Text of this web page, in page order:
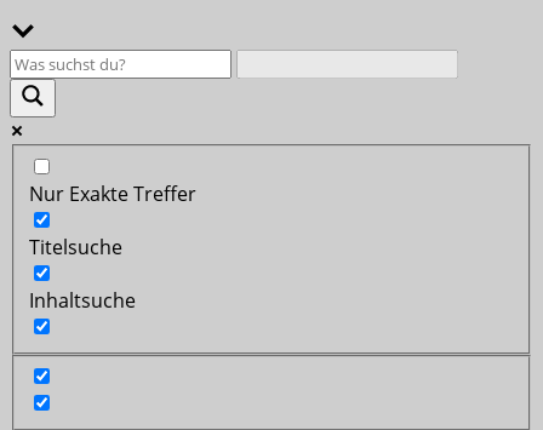
Nur Exakte Treffer
Titelsuche
Inhaltsuche